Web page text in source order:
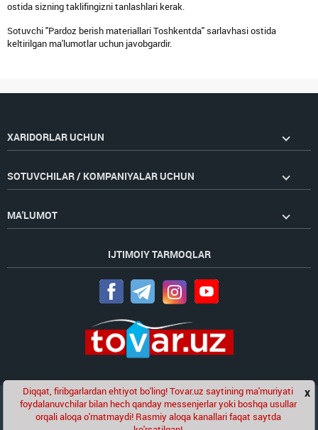
ostida sizning taklifingizni tanlashlari kerak.
Sotuvchi "Pardoz berish materiallari Toshkentda" sarlavhasi ostida
keltirilgan ma'lumotlar uchun javobgardir.
XARIDORLAR UCHUN
SOTUVCHILAR / KOMPANIYALAR UCHUN
MA'LUMOT
IJTIMOIY TARMOQLAR
Golden Pageskompaniyasining loyihasi
Chat x
Diqqat, firibgarlardan ehtiyot bo'ling! Tovar.uz saytining ma'muriyati
foydalanuvchilar bilan hech qanday messenjerlar yoki boshqa usullar
orqali aloqa o'rnatmaydi! Rasmiy aloqa kanallari faqat saytda